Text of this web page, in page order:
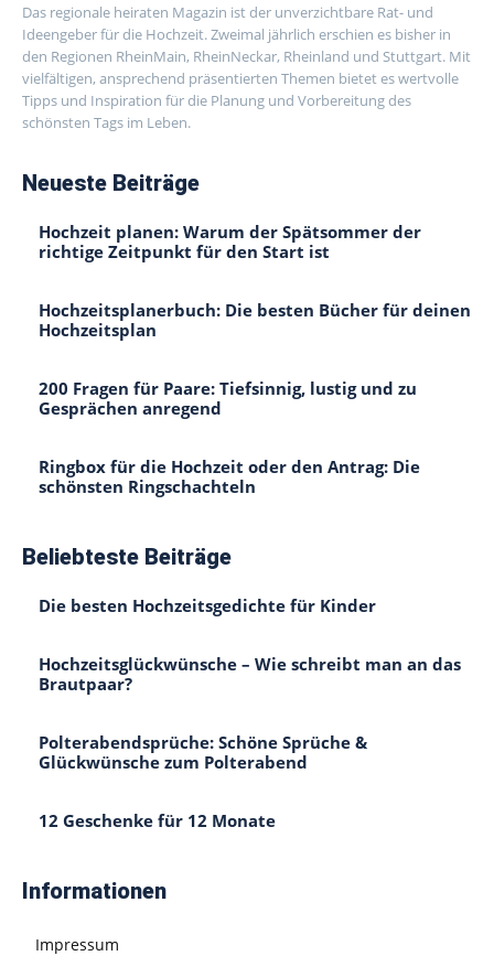
Das regionale heiraten Magazin ist der unverzichtbare Rat- und
Ideengeber für die Hochzeit. Zweimal jährlich erschien es bisher in
den Regionen RheinMain, RheinNeckar, Rheinland und Stuttgart. Mit
vielfältigen, ansprechend präsentierten Themen bietet es wertvolle
Tipps und Inspiration für die Planung und Vorbereitung des
schönsten Tags im Leben.
Neueste Beiträge
Hochzeit planen: Warum der Spätsommer der
richtige Zeitpunkt für den Start ist
Hochzeitsplanerbuch: Die besten Bücher für deinen
Hochzeitsplan
200 Fragen für Paare: Tiefsinnig, lustig und zu
Gesprächen anregend
Ringbox für die Hochzeit oder den Antrag: Die
schönsten Ringschachteln
Beliebteste Beiträge
Die besten Hochzeitsgedichte für Kinder
Hochzeitsglückwünsche – Wie schreibt man an das
Brautpaar?
Polterabendsprüche: Schöne Sprüche &
Glückwünsche zum Polterabend
12 Geschenke für 12 Monate
Informationen
Impressum